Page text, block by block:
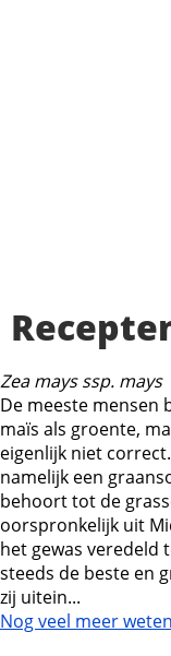
Zea mays ssp. mays
De meeste mensen
maïs als groente,
eigenlijk niet
namelijk een
behoort tot de
oorspronkelijk uit
het gewas veredeld
steeds de beste en
zij uitein...
Nog veel meer